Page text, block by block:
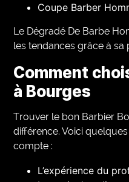
Coupe Barber
Le Dégradé De Barbe
les tendances grâce à sa
Comment
à Bourges
Trouver le bon Barbier
différence. Voici
compte :
L’expérience du